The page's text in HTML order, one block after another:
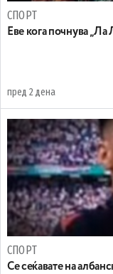
СПОРТ
Еве кога почнува „Ла
пред 2 дена
СПОРТ
Се сеќавате на